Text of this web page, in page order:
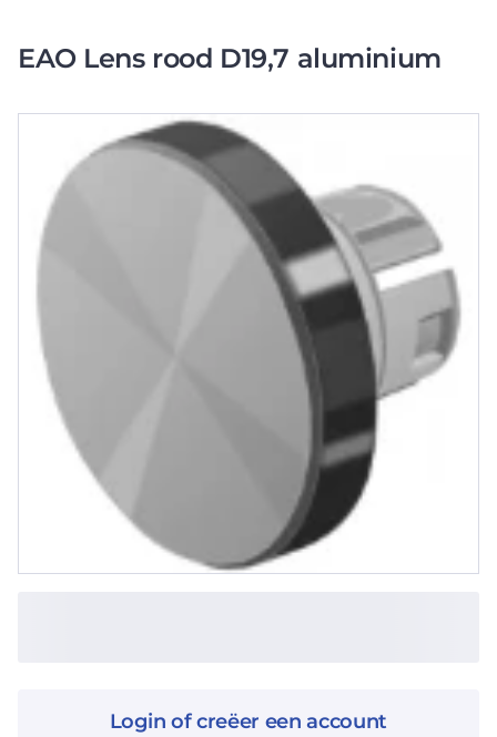
EAO Lens rood D19,7 aluminium
Login of creëer een account